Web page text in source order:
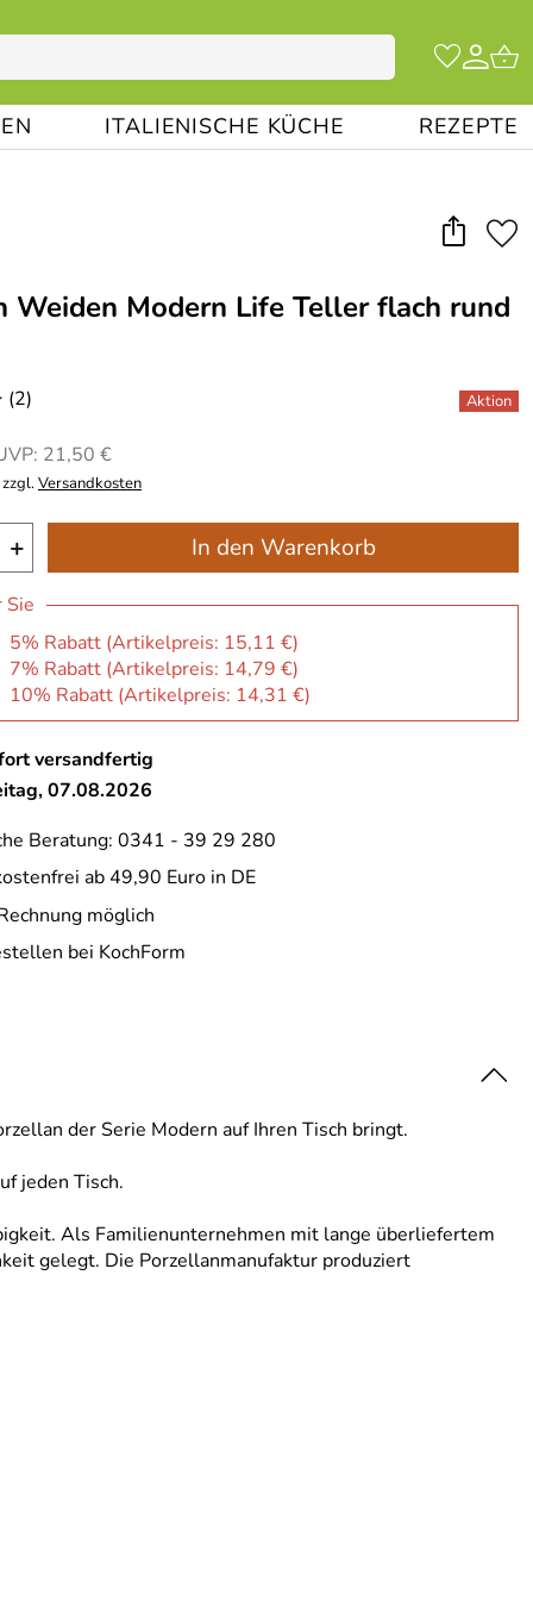
ITALIENISCHE KÜCHE REZEPTE
Weiden Modern Life Teller flach rund
(2)
21,50 €
Versandkosten
+ In den Warenkorb
Sie
5% Rabatt (Artikelpreis: 15,11 €)
7% Rabatt (Artikelpreis: 14,79 €)
10% Rabatt (Artikelpreis: 14,31 €)
versandfertig
07.08.2026
Beratung: 0341 - 39 29 280
ab 49,90 Euro in DE
möglich
bei KochForm
der Serie Modern auf Ihren Tisch bringt.
jeden Tisch.
Als Familienunternehmen mit lange überliefertem
gelegt. Die Porzellanmanufaktur produziert